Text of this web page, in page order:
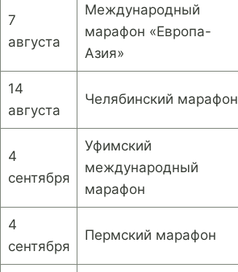
7
августа
Международный
марафон «Европа-
Азия»
14
августа
Челябинский марафон
4
сентября
Уфимский
международный
марафон
4
сентября
Пермский марафон